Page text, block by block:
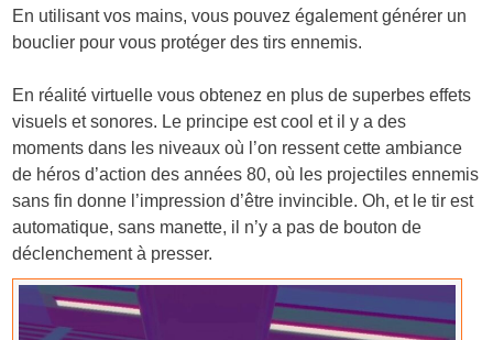
En utilisant vos mains, vous pouvez également générer un
bouclier pour vous protéger des tirs ennemis.
En réalité virtuelle vous obtenez en plus de superbes effets
visuels et sonores. Le principe est cool et il y a des
moments dans les niveaux où l’on ressent cette ambiance
de héros d’action des années 80, où les projectiles ennemis
sans fin donne l’impression d’être invincible. Oh, et le tir est
automatique, sans manette, il n’y a pas de bouton de
déclenchement à presser.